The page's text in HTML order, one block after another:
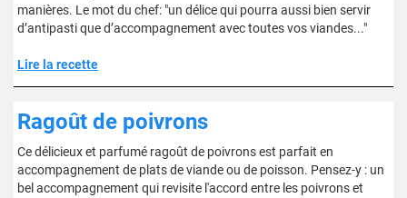
manières. Le mot du chef: "un délice qui pourra aussi bien servir
d’antipasti que d’accompagnement avec toutes vos viandes..."
Lire la recette
Ragoût de poivrons
Ce délicieux et parfumé ragoût de poivrons est parfait en
accompagnement de plats de viande ou de poisson. Pensez-y : un
bel accompagnement qui revisite l'accord entre les poivrons et